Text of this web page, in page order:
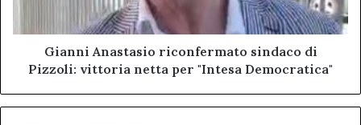
per
"Intesa
Democratica"
Gianni Anastasio riconfermato sindaco di
Pizzoli: vittoria netta per "Intesa Democratica"